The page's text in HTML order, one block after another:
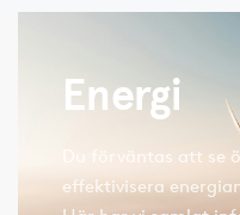
Energi
Du förväntas att se
effektivisera